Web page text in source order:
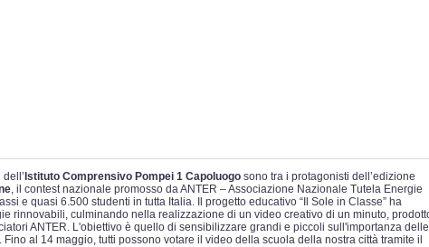
Istituto Comprensivo Pompei 1 Capoluogo sono tra i protagonisti dell’edizione
, il contest nazionale promosso da ANTER – Associazione Nazionale Tutela Energie
e quasi 6.500 studenti in tutta Italia. Il progetto educativo “Il Sole in Classe” ha
rinnovabili, culminando nella realizzazione di un video creativo di un minuto,
ANTER. L'obiettivo è quello di sensibilizzare grandi e piccoli sull'importanza delle
al 14 maggio, tutti possono votare il video della scuola della nostra città tramite il